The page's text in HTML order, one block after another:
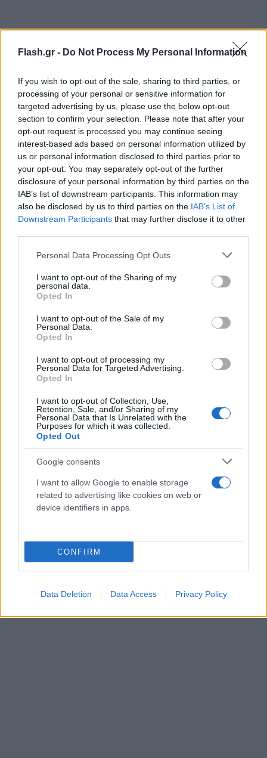
Flash.gr - Do Not Process My Personal Information
If you wish to opt-out of the sale, sharing to third parties, or
processing of your personal or sensitive information for
targeted advertising by us, please use the below opt-out
section to confirm your selection. Please note that after your
opt-out request is processed you may continue seeing
interest-based ads based on personal information utilized by
us or personal information disclosed to third parties prior to
your opt-out. You may separately opt-out of the further
disclosure of your personal information by third parties on the
IAB’s list of downstream participants. This information may
also be disclosed by us to third parties on the IAB’s List of
Downstream Participants that may further disclose it to other
Please note that this website/app uses one or more Google
not limited to your visit or usage behaviour. You may click to
grant or deny consent to Google and its third-party tags to
use your data for below specified purposes in below Google
consent section.
Personal Data Processing Opt Outs
I want to opt-out of the Sharing of my
personal data.
Opted In
I want to opt-out of the Sale of my
Personal Data.
Opted In
I want to opt-out of processing my
Personal Data for Targeted Advertising.
Opted In
I want to opt-out of Collection, Use,
Retention, Sale, and/or Sharing of my
Personal Data that Is Unrelated with the
Purposes for which it was collected.
Opted Out
Google consents
I want to allow Google to enable storage
related to advertising like cookies on web or
device identifiers in apps.
CONFIRM
Data Deletion Data Access Privacy Policy
Αναλυτικά, χθες το πρωί πραγματοποιήθηκε
οργανωμένη αστυνομική επιχείρηση και
εξερεύνηση στην συγκεκριμένη περιοχή, κατά την
οποία εντοπίσθηκε, εντός οριοθετημένου
αγροκτήματος, σε ειδικά διαμορφωμένο και
κατάλληλα εκχερσωμένο χώρο, φυτεία κάνναβης,
στην οποίακαλλιεργούνταν συνολικά 51
δενδρύλλια κάνναβης, ύψους έως 1,7 μέτρων,
περίπου, τα οποία εκριζώθηκαν και
αρδευτικό εξοπλισμό που βρέθηκε στο χώρο.
Όπως προέκυψε, τη φυτεία καλλιεργούσαν ο
33χρονος μαζί με τον πατέρα του, οι οποίοι